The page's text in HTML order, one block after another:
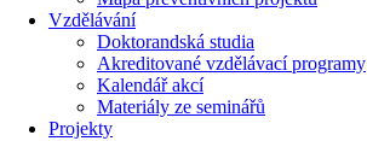
Vzdělávání
Doktorandská studia
Akreditované vzdělávací programy
Kalendář akcí
Materiály ze seminářů
Projekty